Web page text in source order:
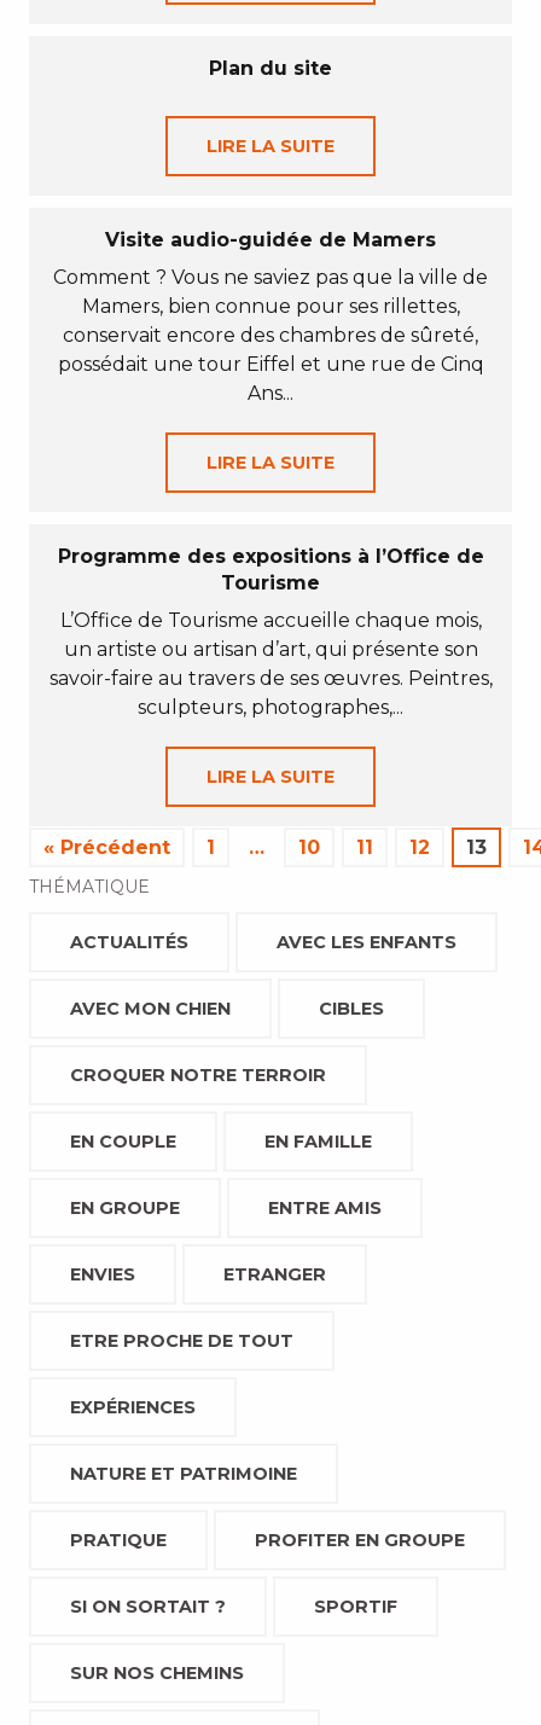
Plan du site
LIRE LA SUITE
Visite audio-guidée de Mamers
Comment ? Vous ne saviez pas que la ville de
Mamers, bien connue pour ses rillettes,
conservait encore des chambres de sûreté,
possédait une tour Eiffel et une rue de Cinq
Ans...
LIRE LA SUITE
Programme des expositions à l’Office de
Tourisme
L’Office de Tourisme accueille chaque mois,
un artiste ou artisan d’art, qui présente son
savoir-faire au travers de ses œuvres. Peintres,
sculpteurs, photographes,...
LIRE LA SUITE
« Précédent 1 … 10 11 12 13
THÉMATIQUE
ACTUALITÉS AVEC LES ENFANTS
AVEC MON CHIEN CIBLES
CROQUER NOTRE TERROIR
EN COUPLE EN FAMILLE
EN GROUPE ENTRE AMIS
ENVIES ETRANGER
ETRE PROCHE DE TOUT
EXPÉRIENCES
NATURE ET PATRIMOINE
PRATIQUE PROFITER EN GROUPE
SI ON SORTAIT ? SPORTIF
SUR NOS CHEMINS